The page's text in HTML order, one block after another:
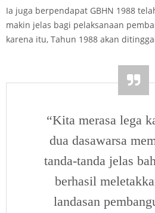
Ia juga berpendapat GBHN 1988
makin jelas bagi pelaksanaan
karena itu, Tahun 1988 akan
“Kita merasa lega
dua dasawarsa
tanda-tanda jelas
berhasil
landasan